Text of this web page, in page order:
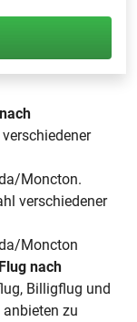
Moncton.
verschiedener
Moncton
Flug nach
Billigflug und
anbieten zu